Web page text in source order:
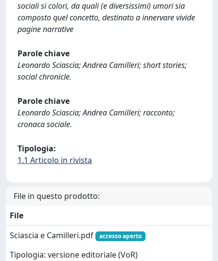
sociali si colori, da quali (e diversissimi) umori sia
composto quel concetto, destinato a innervare vivide
pagine narrative
Parole chiave
Leonardo Sciascia; Andrea Camilleri; short stories;
social chronicle.
Parole chiave
Leonardo Sciascia; Andrea Camilleri; racconto;
cronaca sociale.
Tipologia:
1.1 Articolo in rivista
File in questo prodotto:
File
Sciascia e Camilleri.pdf
accesso aperto
Tipologia: versione editoriale (VoR)